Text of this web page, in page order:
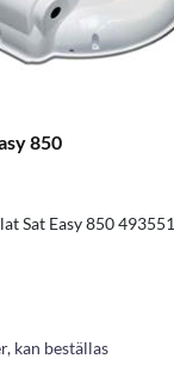
850
Sat Easy 850 493551
kan beställas